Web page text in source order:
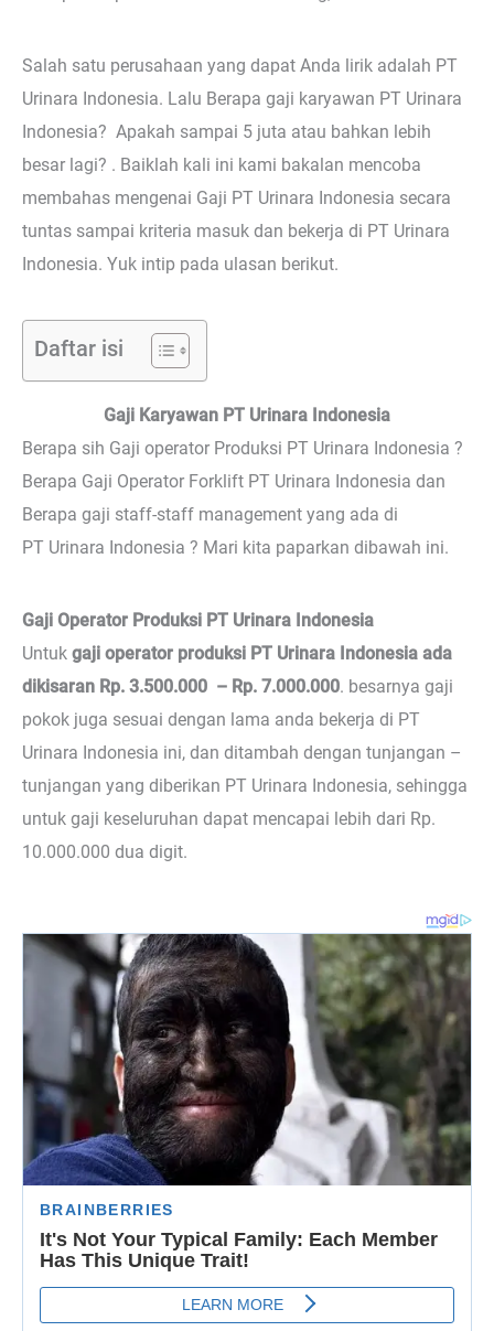
Salah satu perusahaan yang dapat Anda lirik adalah PT
Urinara Indonesia. Lalu Berapa gaji karyawan PT Urinara
Indonesia? Apakah sampai 5 juta atau bahkan lebih
besar lagi? . Baiklah kali ini kami bakalan mencoba
membahas mengenai Gaji PT Urinara Indonesia secara
tuntas sampai kriteria masuk dan bekerja di PT Urinara
Indonesia. Yuk intip pada ulasan berikut.
Daftar isi
Gaji Karyawan PT Urinara Indonesia
Berapa sih Gaji operator Produksi PT Urinara Indonesia ?
Berapa Gaji Operator Forklift PT Urinara Indonesia dan
Berapa gaji staff-staff management yang ada di
PT Urinara Indonesia ? Mari kita paparkan dibawah ini.
Gaji Operator Produksi PT Urinara Indonesia
Untuk gaji operator produksi PT Urinara Indonesia ada
dikisaran Rp. 3.500.000 – Rp. 7.000.000. besarnya gaji
pokok juga sesuai dengan lama anda bekerja di PT
Urinara Indonesia ini, dan ditambah dengan tunjangan –
tunjangan yang diberikan PT Urinara Indonesia, sehingga
untuk gaji keseluruhan dapat mencapai lebih dari Rp.
10.000.000 dua digit.